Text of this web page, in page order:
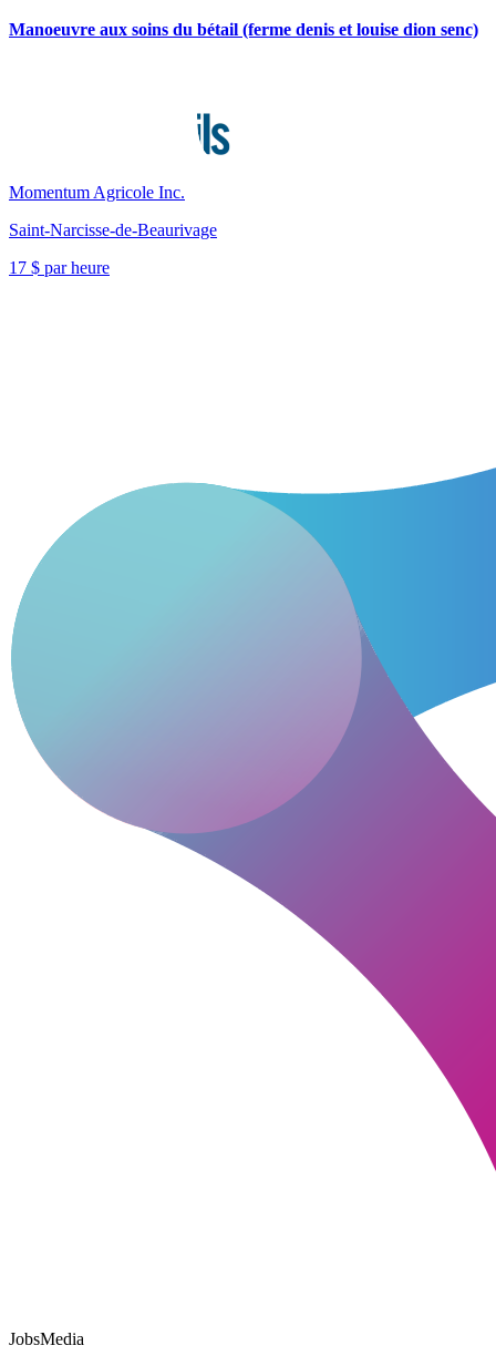
Manoeuvre aux soins du bétail (ferme denis et louise dion senc)
Momentum Agricole Inc.
Saint-Narcisse-de-Beaurivage
17 $ par heure
JobsMedia